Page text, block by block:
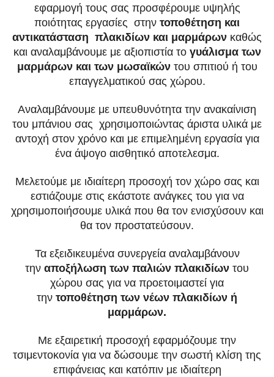
εφαρμογή τους σας προσφέρουμε υψηλής
ποιότητας εργασίες στην τοποθέτηση και
αντικατάσταση πλακιδίων και μαρμάρων καθώς
και αναλαμβάνουμε με αξιοπιστία το γυάλισμα των
μαρμάρων και των μωσαϊκών του σπιτιού ή του
επαγγελματικού σας χώρου.
Αναλαμβάνουμε με υπευθυνότητα την ανακαίνιση
του μπάνιου σας χρησιμοποιώντας άριστα υλικά με
αντοχή στον χρόνο και με επιμελημένη εργασία για
ένα άψογο αισθητικό αποτελεσμα.
Μελετούμε με ιδιαίτερη προσοχή τον χώρο σας και
εστιάζουμε στις εκάστοτε ανάγκες του για να
χρησιμοποιήσουμε υλικά που θα τον ενισχύσουν και
θα τον προστατεύσουν.
Τα εξειδικευμένα συνεργεία αναλαμβάνουν
την αποξήλωση των παλιών πλακιδίων του
χώρου σας για να προετοιμαστεί για
την τοποθέτηση των νέων πλακιδίων ή
μαρμάρων.
Με εξαιρετική προσοχή εφαρμόζουμε την
τσιμεντοκονία για να δώσουμε την σωστή κλίση της
επιφάνειας και κατόπιν με ιδιαίτερη